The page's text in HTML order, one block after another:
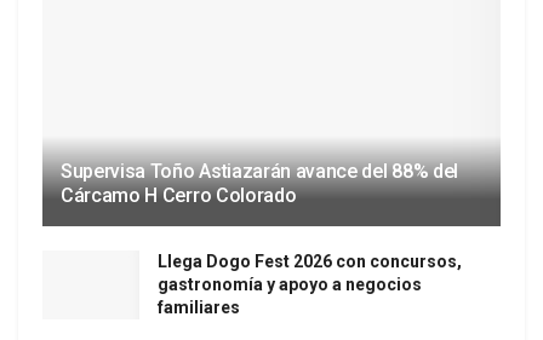
Supervisa Toño Astiazarán avance del 88% del
Cárcamo H Cerro Colorado
Llega Dogo Fest 2026 con concursos,
gastronomía y apoyo a negocios
familiares